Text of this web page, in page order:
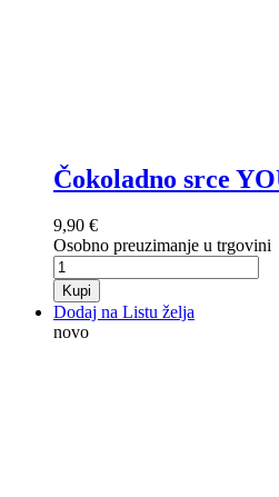
Čokoladno srce
9,90 €
Osobno preuzimanje u trgovini
Kupi
Dodaj na Listu želja
novo